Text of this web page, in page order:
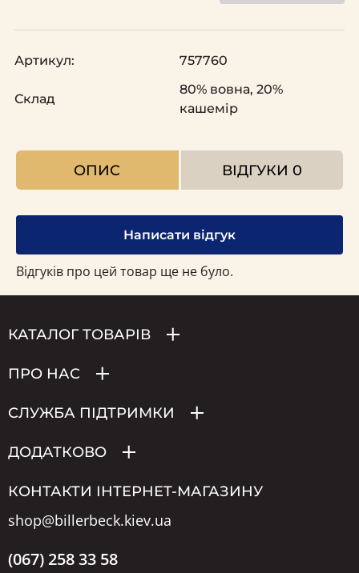
Артикул: 757760
Склад
80% вовна, 20%
кашемір
ОПИС ВІДГУКИ 0
Написати відгук
Відгуків про цей товар ще не було.
КАТАЛОГ ТОВАРІВ
ПРО НАС
СЛУЖБА ПІДТРИМКИ
ДОДАТКОВО
КОНТАКТИ ІНТЕРНЕТ-МАГАЗИНУ
shop@billerbeck.kiev.ua
(067) 258 33 58